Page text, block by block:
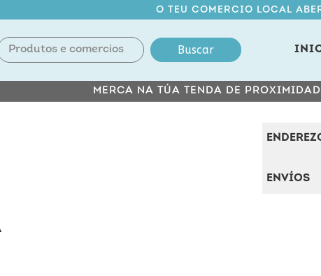
O TEU COMERCIO LOCAL
Buscar
MERCA NA TÚA TENDA DE
ENVÍOS